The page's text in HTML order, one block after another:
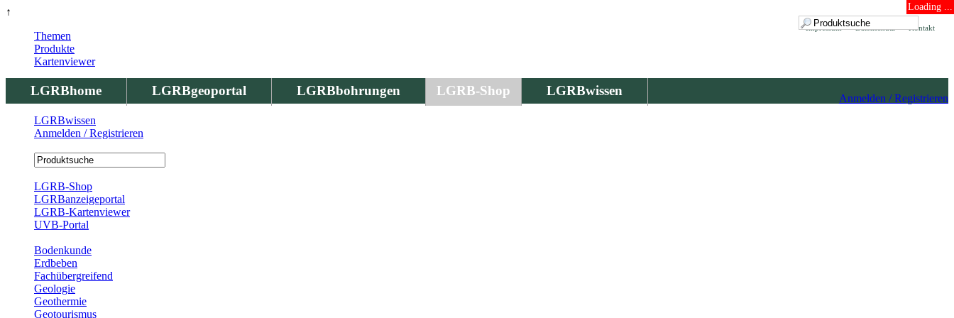
↑ Loading ...
Kontakt
Datenschutz
Impressum
LGRBhome LGRBgeoportal LGRBbohrungen LGRB-Shop LGRBwissen
Anmelden / Registrieren
Themen
Produkte
Kartenviewer
LGRBwissen
Anmelden / Registrieren
LGRB-Shop
LGRBanzeigeportal
LGRB-Kartenviewer
UVB-Portal
Bodenkunde
Erdbeben
Fachübergreifend
Geologie
Geothermie
Geotourismus